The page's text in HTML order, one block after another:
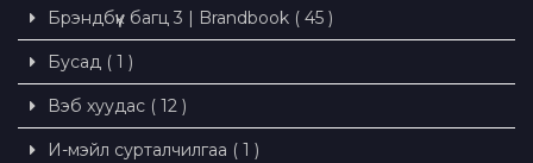
Брэндбүүк багц 3 | Brandbook ( 45 )
Бусад ( 1 )
Вэб хуудас ( 12 )
И-мэйл сурталчилгаа ( 1 )